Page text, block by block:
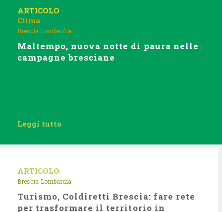
ARTICOLO
Clima
Brescia Lombardia
Maltempo, nuova notte di paura nelle
campagne bresciane
Leggi tutto
ARTICOLO
Brescia Lombardia
Turismo, Coldiretti Brescia: fare rete
per trasformare il territorio in